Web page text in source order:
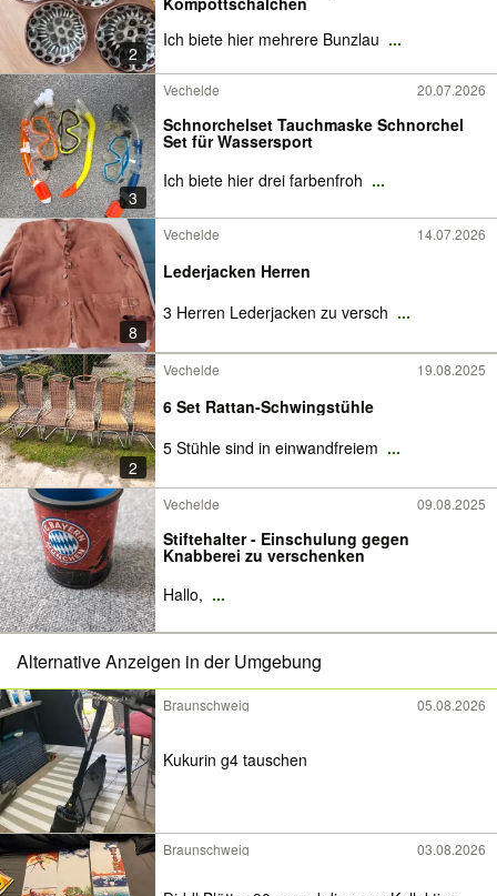
2
Ich biete hier mehrere Bunzlau ...
3
Vechelde 20.07.2026
Schnorchelset Tauchmaske Schnorchel
Set für Wassersport
Ich biete hier drei farbenfroh ...
8
Vechelde 14.07.2026
Lederjacken Herren
3 Herren Lederjacken zu versch ...
2
Vechelde 19.08.2025
6 Set Rattan-Schwingstühle
5 Stühle sind in einwandfreiem ...
Vechelde 09.08.2025
Stiftehalter - Einschulung gegen
Knabberei zu verschenken
Hallo, ...
Alternative Anzeigen in der Umgebung
Braunschweig 05.08.2026
Kukurin g4 tauschen
Braunschweig 03.08.2026